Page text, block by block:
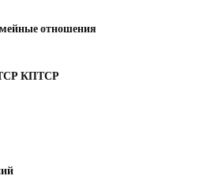
отношения
КПТСР